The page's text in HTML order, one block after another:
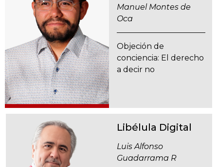
Manuel Montes de
Oca
Objeción de
conciencia: El derecho
a decir no
Libélula Digital
Luis Alfonso
Guadarrama R